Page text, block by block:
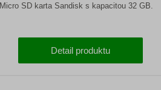
Micro SD karta Sandisk s kapacitou 32 GB.
Detail produktu